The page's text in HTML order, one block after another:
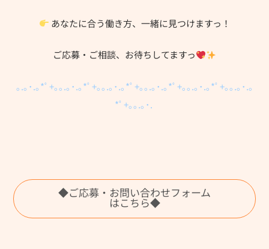
あなたに合う働き方、一緒に見つけますっ！
ご応募・ご相談、お待ちしてますっ
｡.｡･.｡*ﾟ+｡｡.｡･.｡*ﾟ+｡｡.｡･.｡*ﾟ+｡｡.｡･.｡*ﾟ+｡｡.｡･.｡*ﾟ+｡｡.｡･.｡
*ﾟ+｡｡.｡･.
◆ご応募・お問い合わせフォーム
はこちら◆